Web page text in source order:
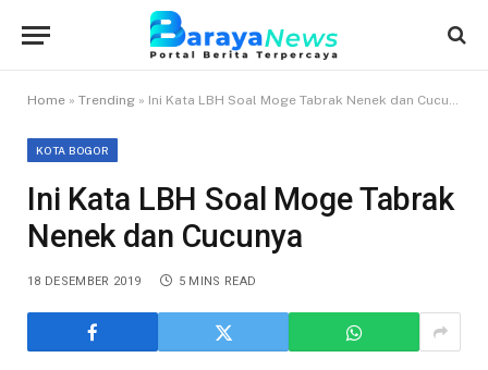
Home » Trending » Ini Kata LBH Soal Moge Tabrak Nenek dan Cucunya
KOTA BOGOR
Ini Kata LBH Soal Moge Tabrak
Nenek dan Cucunya
18 DESEMBER 2019 5 MINS READ